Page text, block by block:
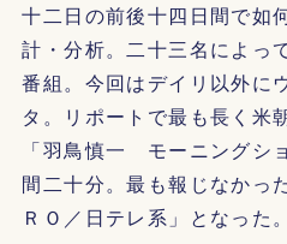
十二日の前後十四日間で如
計・分析。二十三名によっ
番組。今回はデイリ以外に
タ。リポートで最も長く米
「羽鳥慎一 モーニングシ
間二十分。最も報じなか
ＲＯ／日テレ系」となった。